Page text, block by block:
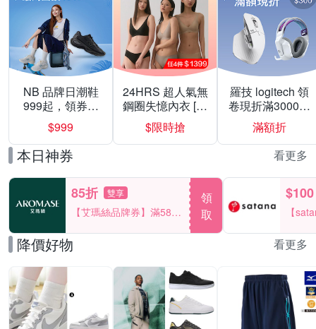
NB 品牌日潮鞋
999起，領券折
上折 最高回饋
40%
$999
24HRS 超人氣無
鋼圈失憶內衣 [熱
銷好評]
$限時搶
羅技 logitech 領
卷現折滿3000折
300
滿額折
本日神券 看更多
85折 雙享
【艾瑪絲品牌券】滿580
領
取
$100
【
降價好物 看更多